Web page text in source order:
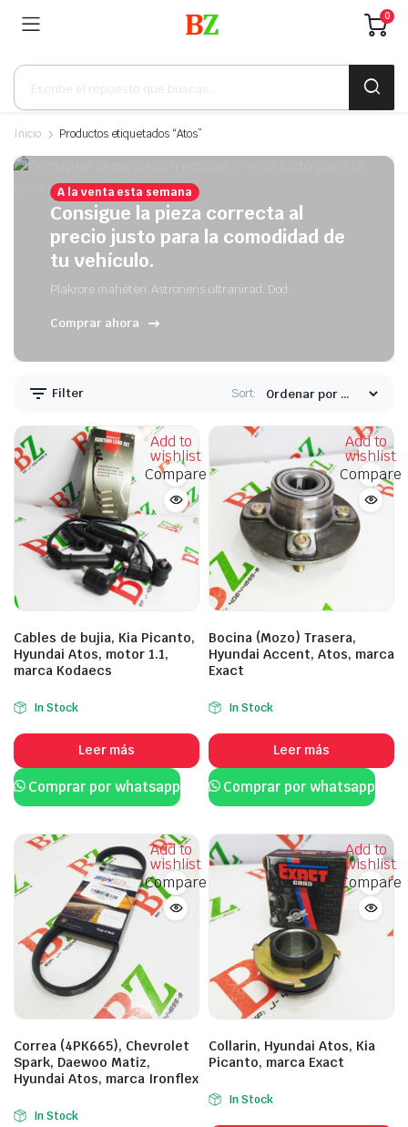
0
Búsqueda
productos
Inicio Productos etiquetados “Atos”
A la venta esta semana
Consigue la pieza correcta al
precio justo para la comodidad de
tu vehículo.
Plakrore maheten. Astronens ultranirad. Dod.
Comprar ahora
Filter Sort:
Add to
wishlist
Compare
Cables de bujia, Kia Picanto,
Hyundai Atos, motor 1.1,
marca Kodaecs
In Stock
Leer más
Comprar por whatsapp
Add to
wishlist
Compare
Bocina (Mozo) Trasera,
Hyundai Accent, Atos, marca
Exact
In Stock
Leer más
Comprar por whatsapp
Add to
wishlist
Compare
Correa (4PK665), Chevrolet
Spark, Daewoo Matiz,
Hyundai Atos, marca Ironflex
In Stock
Add to
wishlist
Compare
Collarin, Hyundai Atos, Kia
Picanto, marca Exact
In Stock